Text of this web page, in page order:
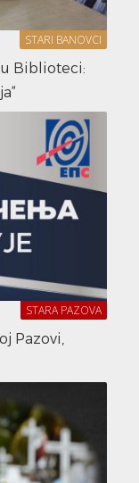
STARI BANOVCI
Biblioteci:
STARA PAZOVA
Pazovi,